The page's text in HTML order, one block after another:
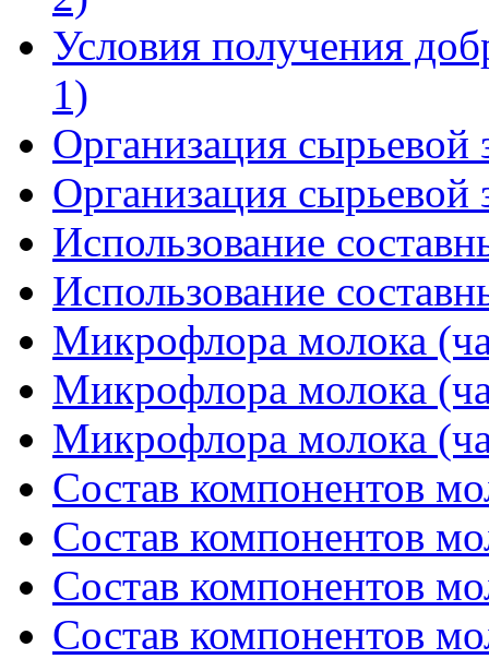
Условия получения
1)
Организация сырьевой
Организация сырьевой
Использование
Использование
Микрофлора молока
Микрофлора молока
Микрофлора молока
Состав компонентов
Состав компонентов
Состав компонентов
Состав компонентов